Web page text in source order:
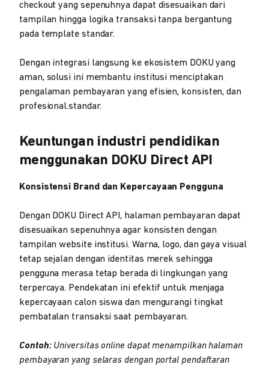
checkout yang sepenuhnya dapat disesuaikan dari
tampilan hingga logika transaksi tanpa bergantung
pada template standar.
Dengan integrasi langsung ke ekosistem DOKU yang
aman, solusi ini membantu institusi menciptakan
pengalaman pembayaran yang efisien, konsisten, dan
profesional.standar.
Keuntungan industri pendidikan
menggunakan DOKU Direct API
Konsistensi Brand dan Kepercayaan Pengguna
Dengan DOKU Direct API, halaman pembayaran dapat
disesuaikan sepenuhnya agar konsisten dengan
tampilan website institusi. Warna, logo, dan gaya visual
tetap sejalan dengan identitas merek sehingga
pengguna merasa tetap berada di lingkungan yang
terpercaya. Pendekatan ini efektif untuk menjaga
kepercayaan calon siswa dan mengurangi tingkat
pembatalan transaksi saat pembayaran.
Contoh: Universitas online dapat menampilkan halaman
pembayaran yang selaras dengan portal pendaftaran